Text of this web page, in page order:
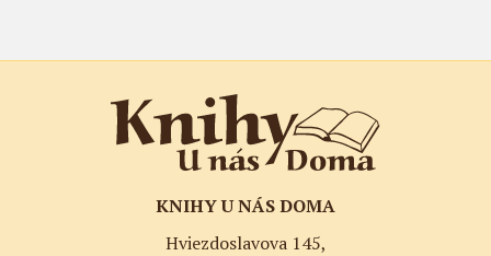
KNIHY U NÁS DOMA
Hviezdoslavova 145,